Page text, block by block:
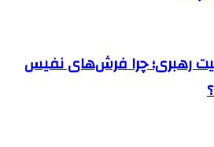
بیت رهبری؛ چرا فرش‌های نفیس